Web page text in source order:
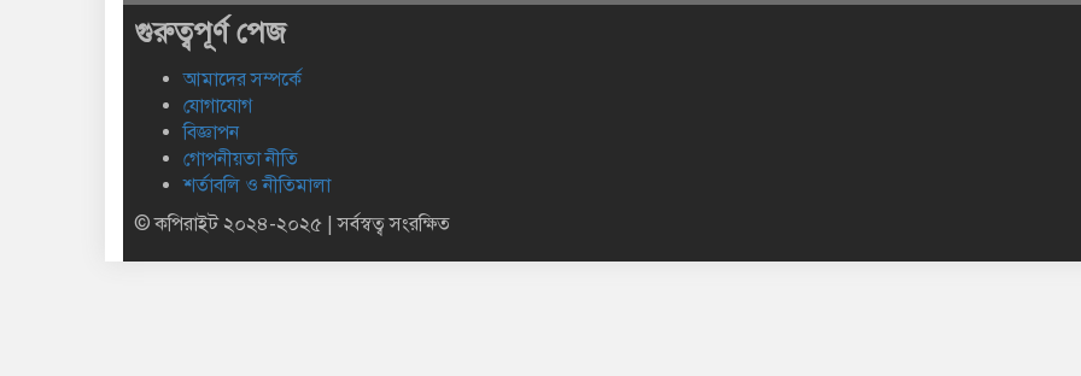
গুরুত্বপূর্ণ পেজ
আমাদের সম্পর্কে
যোগাযোগ
বিজ্ঞাপন
গোপনীয়তা নীতি
শর্তাবলি ও নীতিমালা
© কপিরাইট ২০২৪-২০২৫ | সর্বস্বত্ব সংরক্ষিত